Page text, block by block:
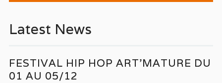
Latest News
FESTIVAL HIP HOP ART’MATURE DU
01 AU 05/12